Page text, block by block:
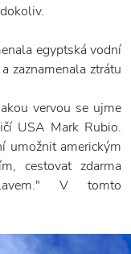
egyptská vodní
zaznamenala ztrátu
vervou se ujme
USA Mark Rubio.
umožnit americkým
cestovat zdarma
V tomto